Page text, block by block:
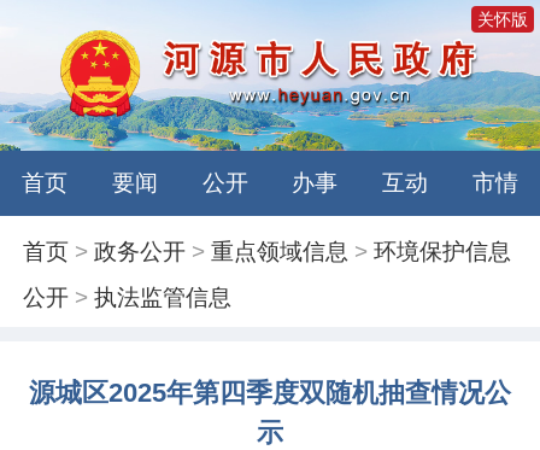
关怀版
首页 要闻 公开 办事 互动 市情
首页 >政务公开 >重点领域信息 >环境保护信息
公开 >执法监管信息
源城区2025年第四季度双随机抽查情况公
示